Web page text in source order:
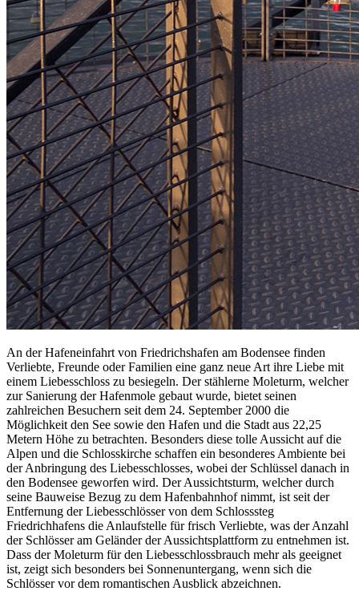
An der Hafeneinfahrt von Friedrichshafen am Bodensee finden
Verliebte, Freunde oder Familien eine ganz neue Art ihre Liebe mit
einem Liebesschloss zu besiegeln. Der stählerne Moleturm, welcher
zur Sanierung der Hafenmole gebaut wurde, bietet seinen
zahlreichen Besuchern seit dem 24. September 2000 die
Möglichkeit den See sowie den Hafen und die Stadt aus 22,25
Metern Höhe zu betrachten. Besonders diese tolle Aussicht auf die
Alpen und die Schlosskirche schaffen ein besonderes Ambiente bei
der Anbringung des Liebesschlosses, wobei der Schlüssel danach in
den Bodensee geworfen wird. Der Aussichtsturm, welcher durch
seine Bauweise Bezug zu dem Hafenbahnhof nimmt, ist seit der
Entfernung der Liebesschlösser von dem Schlosssteg
Friedrichhafens die Anlaufstelle für frisch Verliebte, was der Anzahl
der Schlösser am Geländer der Aussichtsplattform zu entnehmen ist.
Dass der Moleturm für den Liebesschlossbrauch mehr als geeignet
ist, zeigt sich besonders bei Sonnenuntergang, wenn sich die
Schlösser vor dem romantischen Ausblick abzeichnen.